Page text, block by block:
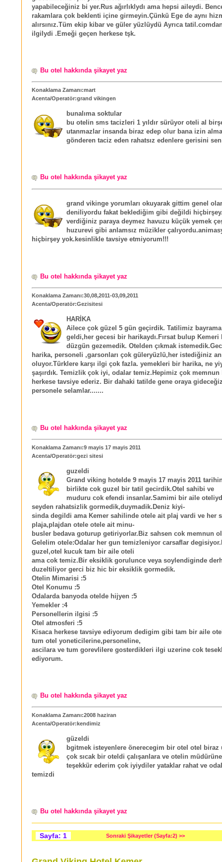
yapabileceğiniz bi yer.Rus ağırlıklydı ama hepsi aileydi.
rakamlara çok beklenti içine girmeyin.Çünkü Ege de aynı
alırsınız.Tüm ekip kibar ve güler yüzlüydü Ayrıca
ilgilydi .Emeği geçen herkese tşk.
Bu otel hakkında şikayet yaz
Konaklama Zamanı:mart
Acenta/Operatör:grand vikingen
bunalıma soktular
bu otelin sms tacizleri 1 yıldır sürüyor oteli al
utanmazlar insanda biraz edep olur bana izin
gönderen taciz eden rahatsız edenlere gerisini
Bu otel hakkında şikayet yaz
grand vikinge yorumları okuyarak gittim genel
deniliyordu fakat beklediğim gibi değildi
verdiğiniz paraya deymez havuzu küçük yemek
huzurevi gibi anlamsız müzikler
hiçbirşey yok.kesinlikle tavsiye etmiyorum!!!
Bu otel hakkında şikayet yaz
Konaklama Zamanı:30,08,2011-03,09,2011
Acenta/Operatör:Gezisitesi
HARİKA
Ailece çok güzel 5 gün geçirdik. Tatilimiz
geldi,her gecesi bir harikaydı.Fırsat bulup
düzgün gezemedik. Otelden çıkmak
harika, personeli ,garsonları çok güleryüzlü,her istediğiniz
oluyor.Türklere karşı ilgi çok fazla. yemekleri bir harika, ne
şaşırdık. Temizlik çok iyi, odalar temiz.Hepimiz çok memnun
herkese tavsiye ederiz. Bir dahaki tatilde gene oraya
personele selamlar.......
Bu otel hakkında şikayet yaz
Konaklama Zamanı:9 mayis 17 mayis 2011
Acenta/Operatör:gezi sitesi
guzeldi
Grand viking hotelde 9 mayis 17 mayis 2011
birlikte cok guzel bir tatil gecirdik.Otel sahibi ve
muduru cok efendi insanlar.Samimi bir aile
seyden rahatsizlik gormedik,duymadik.Deniz kiyi-
sinda degildi ama Kemer sahilinde otele ait plaj vardi ve her
plaja,plajdan otele otele ait minu-
busler bedava goturup getiriyorlar.Biz sahsen cok memnun
Gelelim otele:Odalar her gun temizleniyor carsaflar
guzel,otel kucuk tam bir aile oteli
ama cok temiz.Bir eksiklik gorulunce veya soylendiginde
duzeltiliyor gerci biz hic bir eksiklik gormedik.
Otelin Mimarisi :5
Otel Konumu :5
Odalarda banyoda otelde hijyen :5
Yemekler :4
Personellerin ilgisi :5
Otel atmosferi :5
Kisaca herkese tavsiye ediyorum dedigim gibi tam bir aile
tum otel yoneticilerine,personeline,
ascilara ve tum gorevlilere gosterdikleri ilgi uzerine cok
ediyorum.
Bu otel hakkında şikayet yaz
Konaklama Zamanı:2008 haziran
Acenta/Operatör:kendimiz
güzeldi
bgitmek isteyenlere önerecegim bir otel otel biraz
çok sıcak bir oteldi çalışanlara ve otelin
teşekkür ederim çok iyiydiler yataklar rahat ve
temizdi
Bu otel hakkında şikayet yaz
Sayfa: 1 Sonraki Şikayetler (Sayfa:2) >>